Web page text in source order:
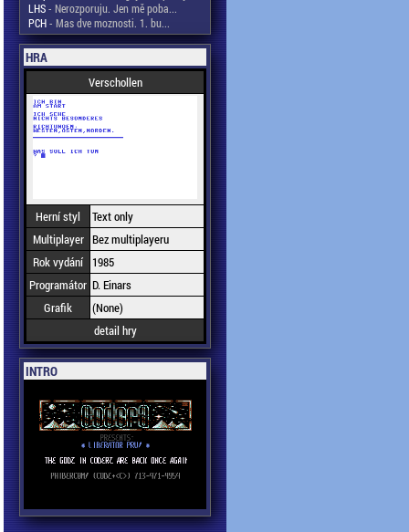
LHS- Nerozporuju. Jen mě poba...
PCH- Mas dve moznosti. 1. bu...
HRA
Verschollen
Herní styl
Text only
Multiplayer Bez multiplayeru
Rok vydání
1985
Programátor D. Einars
Grafik
(None)
detail hry
INTRO